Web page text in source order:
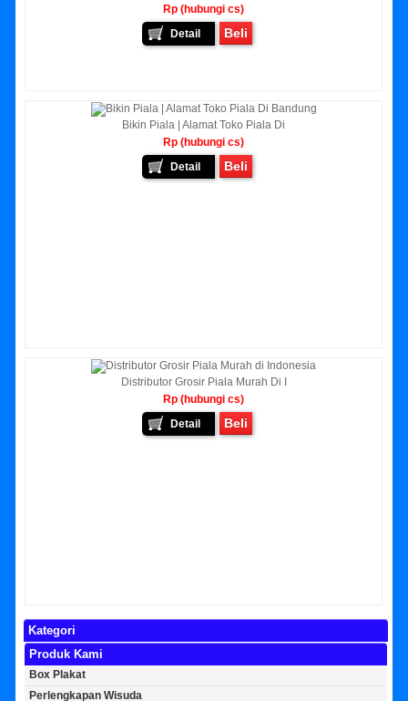
Rp (hubungi cs)
Detail
Beli
Bikin Piala | Alamat Toko Piala Di
Rp (hubungi cs)
Detail
Beli
Distributor Grosir Piala Murah Di I
Rp (hubungi cs)
Detail
Beli
Kategori
Produk Kami
Box Plakat
Perlengkapan Wisuda